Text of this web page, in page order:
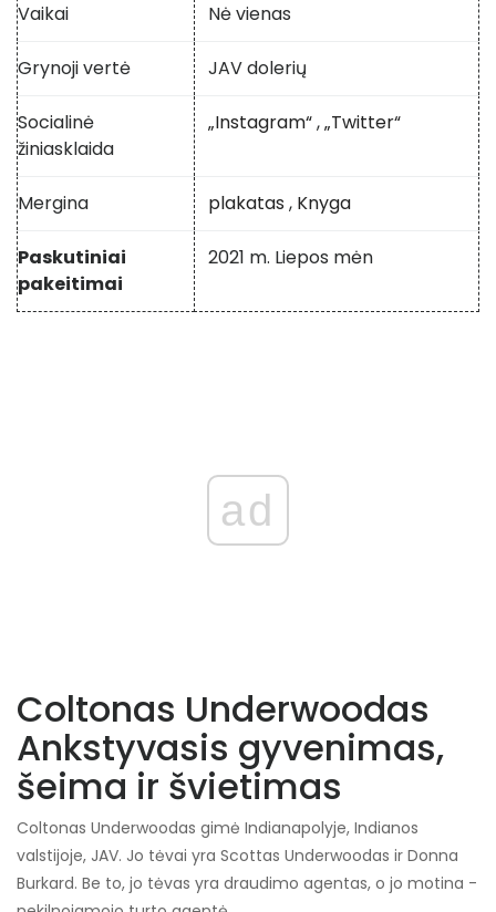
Vaikai Nė vienas
Grynoji vertė JAV dolerių
Socialinė
žiniasklaida
„Instagram“,„Twitter“
Mergina plakatas , Knyga
Paskutiniai
pakeitimai
2021 m. Liepos mėn
ad
Coltonas Underwoodas
Ankstyvasis gyvenimas,
šeima ir švietimas
Coltonas Underwoodas gimė Indianapolyje, Indianos
valstijoje, JAV. Jo tėvai yra Scottas Underwoodas ir Donna
Burkard. Be to, jo tėvas yra draudimo agentas, o jo motina -